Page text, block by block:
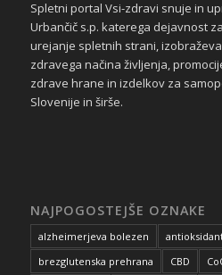
Spletni portal Vsi-zdravi snuje in
Urbančič s.p. katerega dejavnost
urejanje spletnih strani,
zdravega načina življenja,
zdrave hrane in izdelkov za
Slovenije in širše.
NAJPOGOSTEJŠE OZNAKE
alzheimerjeva bolezen
brezglutenska prehrana
CBD